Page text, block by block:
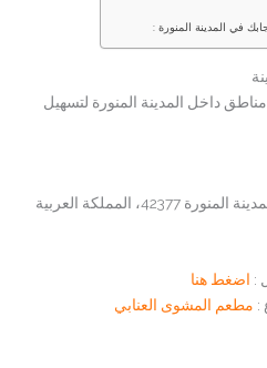
في المدينة المنورة :
داخل المدينة المنورة لتسهيل
العنوان: الامام البخاري، الدفاع، المدينة المنورة 42377، المملكة العربية
: اضغط هنا
: مطعم المشوى العنابي